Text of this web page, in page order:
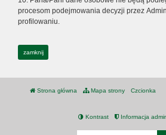
procesom podejmowania decyzji przez
profilowaniu.
zamknij
Strona główna Mapa strony Czcionka
Kontrast Informacja